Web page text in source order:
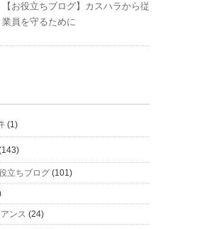
【お役立ちブログ】カスハラから従
業員を守るために
(1)
立ちブログ (101)
ンス (24)